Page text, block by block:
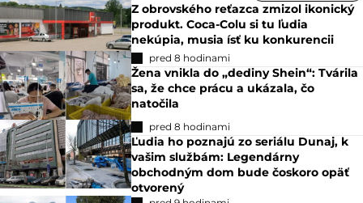
Z obrovského reťazca zmizol ikonický
produkt. Coca-Colu si tu ľudia
nekúpia, musia ísť ku konkurencii
pred 8 hodinami
Žena vnikla do „dediny Shein“: Tvárila
sa, že chce prácu a ukázala, čo
natočila
pred 8 hodinami
Ľudia ho poznajú zo seriálu Dunaj, k
vašim službám: Legendárny
obchodným dom bude čoskoro opäť
otvorený